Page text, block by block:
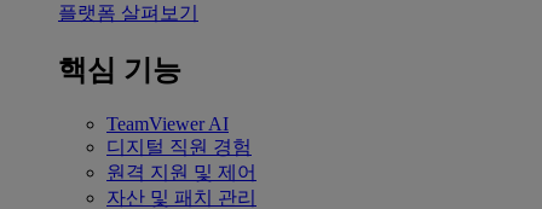
플랫폼 살펴보기
핵심 기능
TeamViewer AI
디지털 직원 경험
원격 지원 및 제어
자산 및 패치 관리